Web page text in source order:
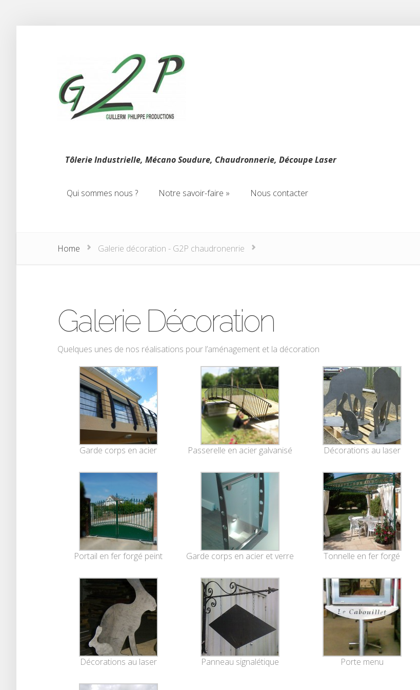
Tôlerie Industrielle, Mécano Soudure, Chaudronnerie, Découpe Laser
Qui sommes nous ?
Notre savoir-faire »
Nous contacter
Home Galerie décoration - G2P chaudronenrie
Galerie Décoration
Quelques unes de nos réalisations pour l’aménagement et la décoration
Garde corps en acier Passerelle en acier galvanisé Décorations au laser
Portail en fer forgé peint Garde corps en acier et verre Tonnelle en fer forgé
Décorations au laser Panneau signalétique Porte menu